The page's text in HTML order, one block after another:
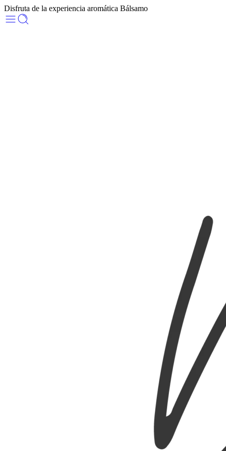
Disfruta de la experiencia aromática Bálsamo